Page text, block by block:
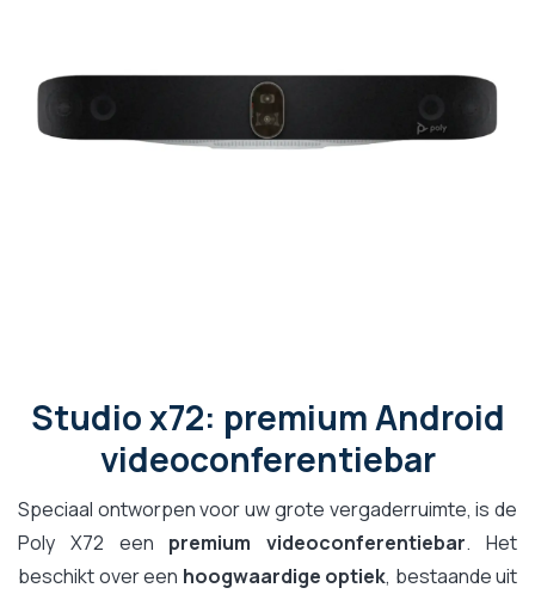
Studio x72: premium Android
videoconferentiebar
Speciaal ontworpen voor uw grote vergaderruimte, is de
Poly X72 een premium videoconferentiebar. Het
beschikt over een hoogwaardige optiek, bestaande uit